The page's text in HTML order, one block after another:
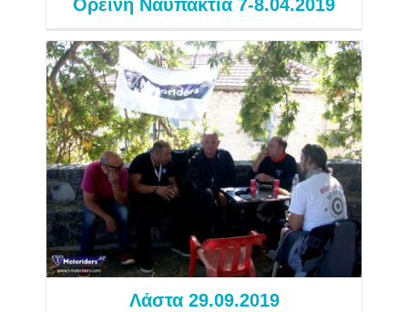
Ορεινή Ναυπακτία 7-8.04.2019
Λάστα 29.09.2019
Εξορμήσεις 2019
Λάστα 29.09.2019